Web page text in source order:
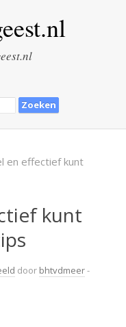
en effectief kunt
kunt
door bhtvdmeer-